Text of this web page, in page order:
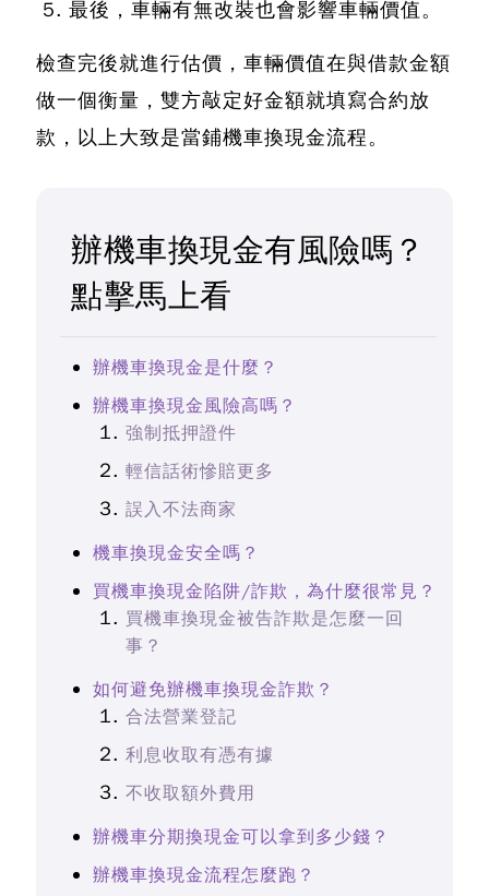
最後，車輛有無改裝也會影響車輛價值。
檢查完後就進行估價，車輛價值在與借款金額
做一個衡量，雙方敲定好金額就填寫合約放
款，以上大致是當鋪機車換現金流程。
辦機車換現金有風險嗎？
點擊馬上看
辦機車換現金是什麼？
辦機車換現金風險高嗎？
強制抵押證件
輕信話術慘賠更多
誤入不法商家
機車換現金安全嗎？
買機車換現金陷阱/詐欺，為什麼很常見？
買機車換現金被告詐欺是怎麼一回
事？
如何避免辦機車換現金詐欺？
合法營業登記
利息收取有憑有據
不收取額外費用
辦機車分期換現金可以拿到多少錢？
辦機車換現金流程怎麼跑？